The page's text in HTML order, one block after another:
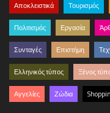
Αποκλειστικά Τουρισμός
Πολιτισμός Εργασία
Συνταγές Επιστήμη
Ελληνικός τύπος Ξένος
Αγγελίες Ζώδια